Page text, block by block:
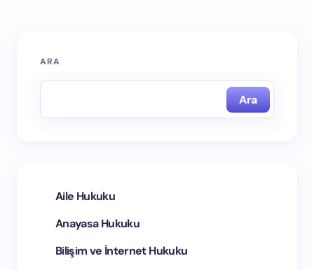
ile işaretlenmişlerdir
Yorumunuz *
İsim *
ARA
Ara
Aile Hukuku
Anayasa Hukuku
Bilişim ve İnternet Hukuku